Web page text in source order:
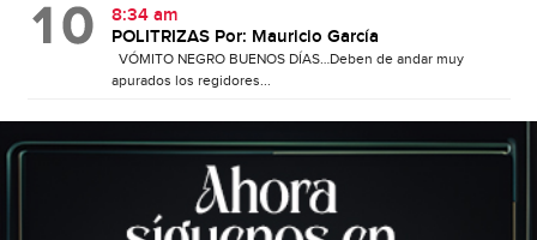
8:34 am
POLITRIZAS Por: Mauricio García
VÓMITO NEGRO BUENOS DÍAS…Deben de andar muy
apurados los regidores...